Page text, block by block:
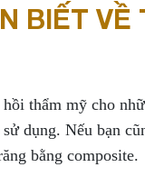
BIẾT VỀ
thẩm mỹ cho
dụng. Nếu bạn
bằng composite.